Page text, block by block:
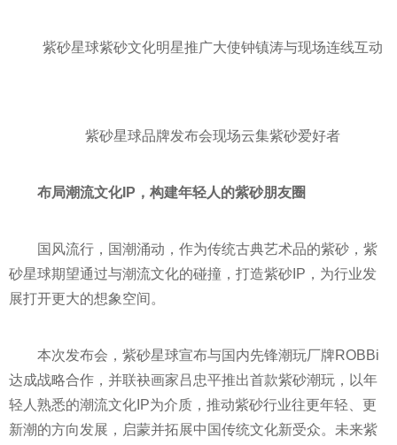
紫砂星球紫砂文化明星推广大使钟镇涛与现场连线互动
紫砂星球品牌发布会现场云集紫砂爱好者
布局潮流文化IP，构建年轻人的紫砂朋友圈
国风流行，国潮涌动，作为传统古典艺术品的紫砂，紫
砂星球期望通过与潮流文化的碰撞，打造紫砂IP，为行业发
展打开更大的想象空间。
本次发布会，紫砂星球宣布与国内先锋潮玩厂牌ROBBi
达成战略合作，并联袂画家吕忠平推出首款紫砂潮玩，以年
轻人熟悉的潮流文化IP为介质，推动紫砂行业往更年轻、更
新潮的方向发展，启蒙并拓展中国传统文化新受众。未来紫